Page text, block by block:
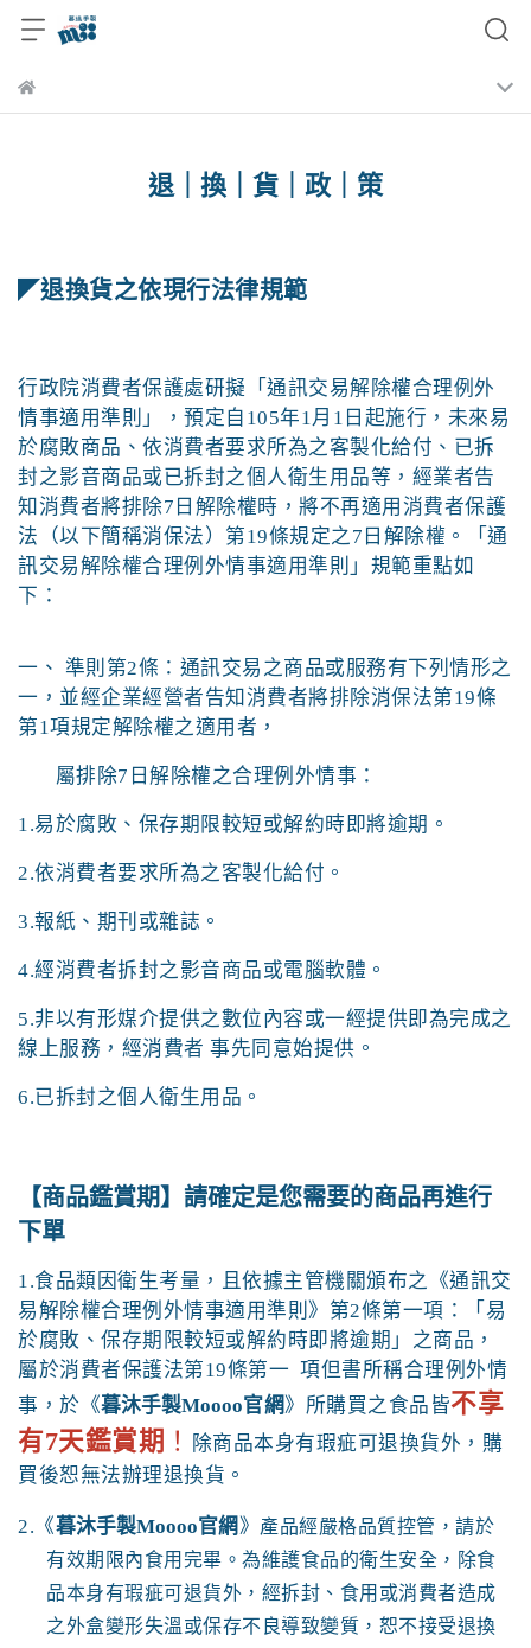
退｜換｜貨｜政｜策
◤退換貨之依現行法律規範
行政院消費者保護處研擬「通訊交易解除權合理例外
情事適用準則」，預定自105年1月1 日起施行，未來易
於腐敗商品、依消費者要求所為之客製化給付、已拆
封之影音商品或已拆封之個人衛生用品等，經業者告
知消費者將排除7 日解除權時，將不再適用消費者保護
法（以下簡稱消保法）第19條規定之7 日解除權。「通
訊交易解除權合理例外情事適用準則」規範重點如
下：
一、 準則第2條：通訊交易之商品或服務有下列情形之
一，並經企業經營者告知消費者將排除消保法第19條
第1項規定解除權之適用者，
屬排除7 日解除權之合理例外情事：
1.易於腐敗、保存期限較短或解約時即將逾期。
2.依消費者要求所為之客製化給付。
3.報紙、期刊或雜誌。
4.經消費者拆封之影音商品或電腦軟體。
5.非以有形媒介提供之數位內容或一經提供即為完成之
線上服務，經消費者 事先同意始提供。
6.已拆封之個人衛生用品。
【商品鑑賞期】 請確定是您需要的商品再進行
下單
1.食品類因衛生考量，且依據主管機關頒布之《通訊交
易解除權合理例外情事適用準則》第2條第一項：「易
於腐敗、保存期限較短或解約時即將逾期」之商品，
屬於消費者保護法第19條第一 項但書所稱合理例外情
事，於《暮沐手製Moooo官網》所購買之食品皆不享
有7天鑑賞期 ！
除商品本身有瑕疵可退換貨外，購
買後恕無法辦理退換貨。
2.《暮沐手製Moooo官網 》 產品經嚴格品質控管，請於
有效期限內食用完畢。為維護食品的衛生安全，除食
品本身有瑕疵可退貨外，經拆封、食用或消費者造成
之外盒變形失溫或保存不良導致變質，恕不接受退換